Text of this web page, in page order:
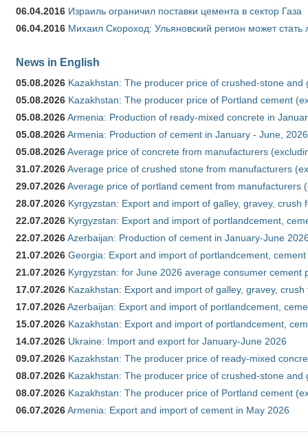
06.04.2016 Израиль ограничил поставки цемента в сектор Газа
06.04.2016 Михаил Скороход: Ульяновский регион может
News in English
05.08.2026 Kazakhstan: The producer price of crushed-stone and
05.08.2026 Kazakhstan: The producer price of Portland cement
05.08.2026Armenia: Production of ready-mixed concrete in
05.08.2026Armenia: Production of cement in January - June, 2026
05.08.2026Average price of concrete from manufacturers
31.07.2026Average price of crushed stone from manufacturers
29.07.2026Average price of portland cement from manufacturers
28.07.2026 Kyrgyzstan: Export and import of galley, gravey,
22.07.2026 Kyrgyzstan: Export and import of portlandcement,
22.07.2026Azerbaijan: Production of cement in January-June
21.07.2026 Georgia: Export and import of portlandcement,
21.07.2026 Kyrgyzstan: for June 2026 average consumer cement
17.07.2026 Kazakhstan: Export and import of galley, gravey,
17.07.2026Azerbaijan: Export and import of portlandcement,
15.07.2026 Kazakhstan: Export and import of portlandcement,
14.07.2026 Ukraine: Import and export for January-June 2026
09.07.2026 Kazakhstan: The producer price of ready-mixed
08.07.2026 Kazakhstan: The producer price of crushed-stone and
08.07.2026 Kazakhstan: The producer price of Portland cement
06.07.2026Armenia: Export and import of cement in May 2026